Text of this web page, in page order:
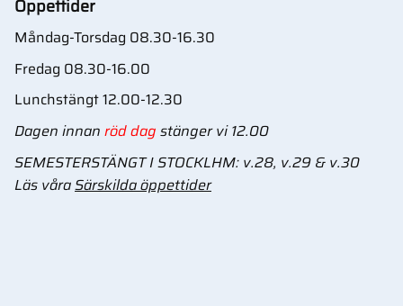
Öppettider
Måndag-Torsdag 08.30-16.30
Fredag 08.30-16.00
Lunchstängt 12.00-12.30
Dagen innan röd dag stänger vi 12.00
SEMESTERSTÄNGT I STOCKLHM: v.28, v.29 & v.30
Läs våraSärskilda öppettider